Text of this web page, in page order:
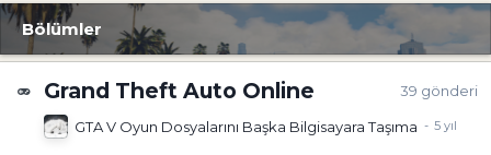
Bölümler
Grand Theft Auto Online 39 gönderi
GTA V Oyun Dosyalarını Başka Bilgisayara Taşıma